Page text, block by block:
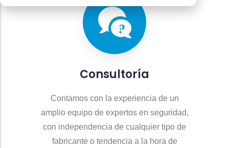
Consultoría
Contamos con la experiencia de un
amplio equipo de expertos en seguridad,
con independencia de cualquier tipo de
fabricante o tendencia a la hora de